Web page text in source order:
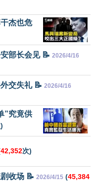
杰也危
部长会见 📝 2026/4/16
交失礼 📝 2026/4/16
”究竟供
42,352次)
收场 📝 2026/4/15 (45,384